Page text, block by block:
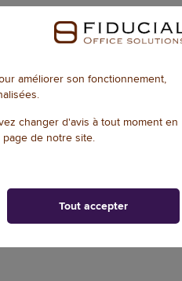
EN STOCK, LIVRÉ EN 24/48H
AJOUTER
ET AVIS+
améliorer son fonctionnement,
changer d'avis à tout moment en
de notre site.
Tout accepter